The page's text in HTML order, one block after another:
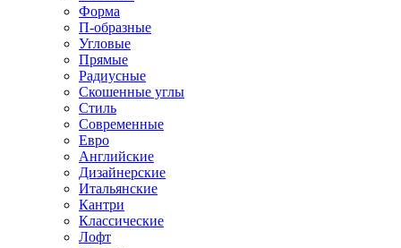
Форма
П-образные
Угловые
Прямые
Радиусные
Скошенные углы
Стиль
Современные
Евро
Английские
Дизайнерские
Итальянские
Кантри
Классические
Лофт